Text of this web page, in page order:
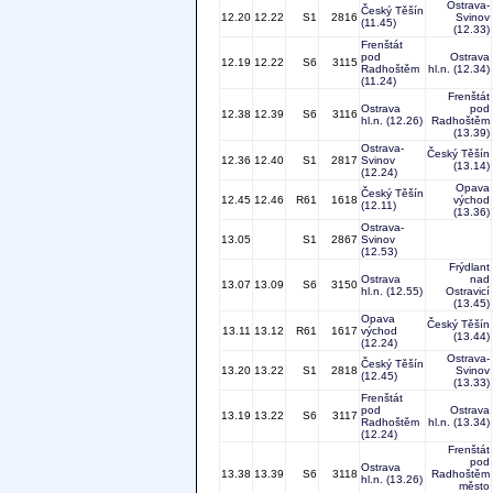
12.20 12.22 S1 2816
Český Těšín
(11.45)
Ostrava-
Svinov
(12.33)
12.19 12.22 S6 3115
Frenštát
pod
Radhoštěm
(11.24)
Ostrava
hl.n. (12.34)
12.38 12.39 S6 3116 Ostrava
hl.n. (12.26)
Frenštát
pod
Radhoštěm
(13.39)
12.36 12.40 S1 2817
Ostrava-
Svinov
(12.24)
Český Těšín
(13.14)
12.45 12.46 R61 1618
Český Těšín
(12.11)
Opava
východ
(13.36)
13.05 S1 2867
Ostrava-
Svinov
(12.53)
13.07 13.09 S6 3150 Ostrava
hl.n. (12.55)
Frýdlant
nad
Ostravicí
(13.45)
13.11 13.12 R61 1617
Opava
východ
(12.24)
Český Těšín
(13.44)
13.20 13.22 S1 2818
Český Těšín
(12.45)
Ostrava-
Svinov
(13.33)
13.19 13.22 S6 3117
Frenštát
pod
Radhoštěm
(12.24)
Ostrava
hl.n. (13.34)
13.38 13.39 S6 3118
Ostrava
hl.n. (13.26)
Frenštát
pod
Radhoštěm
město